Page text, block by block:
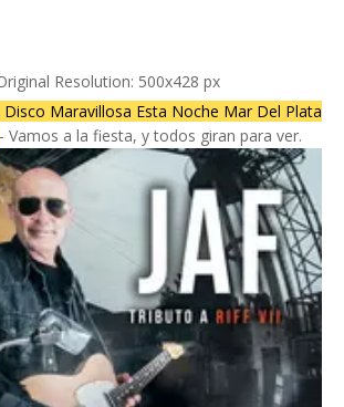
Resolution: 500x428 px
Disco Maravillosa Esta Noche Mar Del Plata
- Vamos a la fiesta, y todos giran para ver.